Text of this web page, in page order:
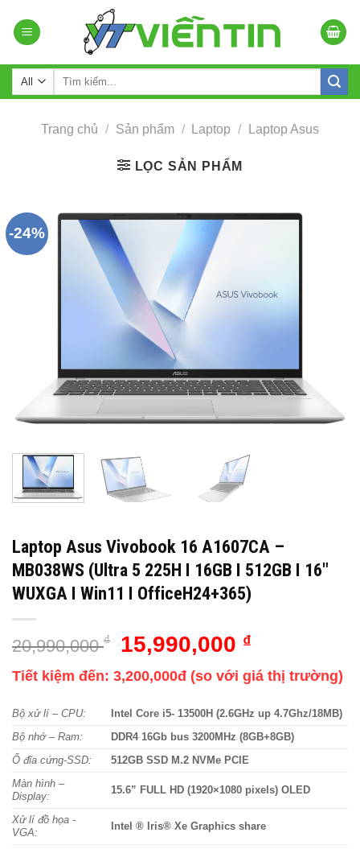
content
Tìm
Trang chủ / Sản phẩm / Laptop / Laptop Asus
LỌC SẢN PHẨM
-24%
Laptop Asus Vivobook 16 A1607CA –
MB038WS (Ultra 5 225H I 16GB I 512GB I 16″
WUXGA I Win11 I OfficeH24+365)
20,990,000₫
Giá
gốc
là:
15,990,000 ₫
tại
15,990,000
Tiết kiệm đến: 3,200,000đ (so với giá thị trường)
Bộ xử lí – CPU:
Intel Core i5- 13500H (2.6GHz up 4.7Ghz/18MB)
Bộ nhớ – Ram:
DDR4 16Gb bus 3200MHz (8GB+8GB)
Ổ đĩa cứng-SSD:
512GB SSD M.2 NVMe PCIE
Màn hình –
Display:
15.6” FULL HD (1920×1080 pixels) OLED
Xử lí đồ họa -
VGA:
Intel ® Iris® Xe Graphics share